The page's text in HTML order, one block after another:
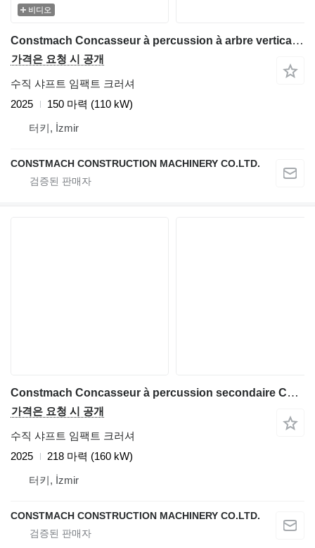
비디오
Constmach Concasseur à percussion à arbre vertical VSI-700 (Machine de fab
가격은 요청 시 공개
수직 샤프트 임팩트 크러셔
2025
150 마력 (110 kW)
터키, İzmir
CONSTMACH CONSTRUCTION MACHINERY CO.LTD.
Constmach Concasseur à percussion secondaire CSI-1210
가격은 요청 시 공개
수직 샤프트 임팩트 크러셔
2025
218 마력 (160 kW)
터키, İzmir
CONSTMACH CONSTRUCTION MACHINERY CO.LTD.